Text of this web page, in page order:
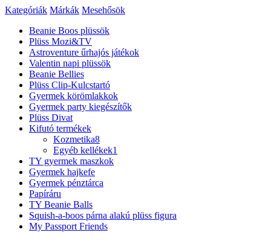
Kategóriák Márkák Mesehősök
Beanie Boos plüssök
Plüss Mozi&TV
Astroventure űrhajós játékok
Valentin napi plüssök
Beanie Bellies
Plüss Clip-Kulcstartó
Gyermek körömlakkok
Gyermek party kiegészítők
Plüss Divat
Kifutó termékek
Kozmetika8
Egyéb kellékek1
TY gyermek maszkok
Gyermek hajkefe
Gyermek pénztárca
Papíráru
TY Beanie Balls
Squish-a-boos párna alakú plüss figura
My Passport Friends